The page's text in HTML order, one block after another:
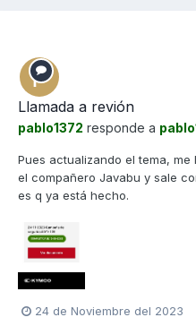
Llamada a revión
pablo1372 responde a
Pues actualizando el tema,
el compañero Javabu y sale
es q ya está hecho.
24 de Noviembre del 2023